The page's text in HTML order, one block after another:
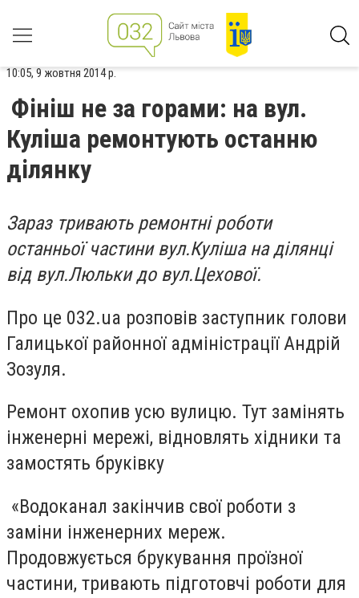
10:05, 9 жовтня 2014 р.
Фініш не за горами: на вул.
Куліша ремонтують останню
ділянку
Зараз тривають ремонтні роботи
останньої частини вул.Куліша на ділянці
від вул.Люльки до вул.Цехової.
Про це 032.ua розповів заступник голови
Галицької районної адміністрації Андрій
Зозуля.
Ремонт охопив усю вулицю. Тут замінять
інженерні мережі, відновлять хідники та
замостять бруківку
«Водоканал закінчив свої роботи з
заміни інженерних мереж.
Продовжується брукування проїзної
частини, тривають підготовчі роботи для